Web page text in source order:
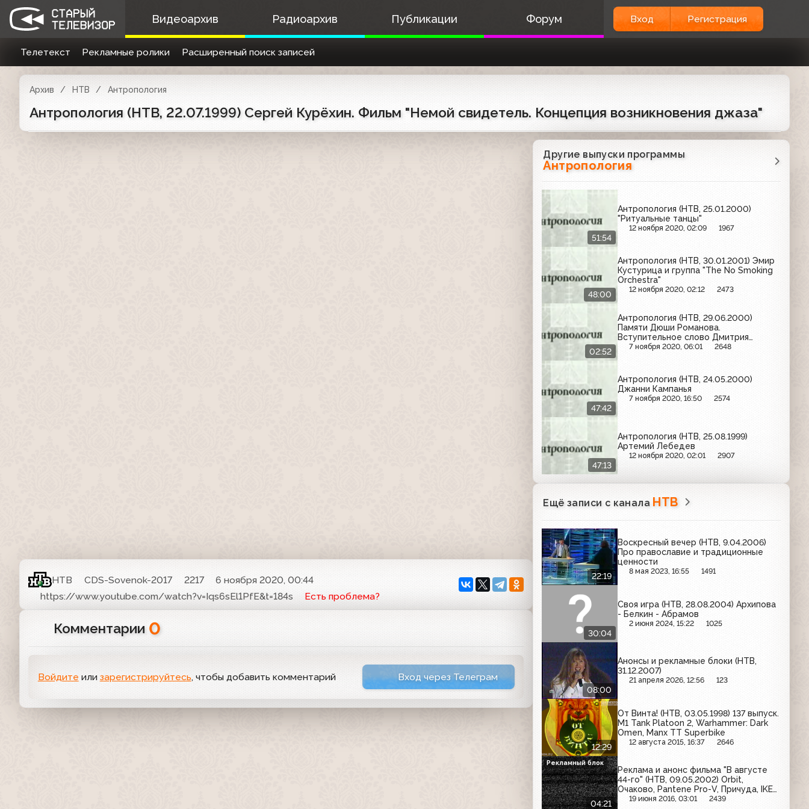
Видеоархив Радиоархив Публикации Форум Вход Регистрация
Телетекст Рекламные ролики Расширенный поиск записей
Архив НТВ Антропология
Антропология (НТВ, 22.07.1999) Сергей Курёхин. Фильм "Немой свидетель. Концепция возникновения джаза"
НТВ CDS-Sovenok-2017 2217
6 ноября 2020, 00:44
https://www.youtube.com/watch?v=Iqs6sEl1PfE&t=184s
Есть проблема?
Комментарии 0
Войдите или зарегистрируйтесь, чтобы добавить комментарий Вход через Телеграм
Другие выпуски программы
Антропология
51:54
Антропология (НТВ, 25.01.2000)
"Ритуальные танцы"
12 ноября 2020, 02:09 1967
48:00
Антропология (НТВ, 30.01.2001) Эмир
Кустурица и группа "The No Smoking
Orchestra"
12 ноября 2020, 02:12 2473
02:52
Антропология (НТВ, 29.06.2000)
Памяти Дюши Романова.
Вступительное слово Дмитрия
Диброва
7 ноября 2020, 06:01 2648
47:42
Антропология (НТВ, 24.05.2000)
Джанни Кампанья
7 ноября 2020, 16:50 2574
47:13
Антропология (НТВ, 25.08.1999)
Артемий Лебедев
12 ноября 2020, 02:01 2907
Ещё записи с канала НТВ
22:19
Воскресный вечер (НТВ, 9.04.2006)
Про православие и традиционные
ценности
8 мая 2023, 16:55 1491
30:04
Своя игра (НТВ, 28.08.2004) Архипова
- Белкин - Абрамов
2 июня 2024, 15:22 1025
08:00
Анонсы и рекламные блоки (НТВ,
31.12.2007)
21 апреля 2026, 12:56 123
12:29
От Винта! (НТВ, 03.05.1998) 137 выпуск.
M1 Tank Platoon 2, Warhammer: Dark
Omen, Manx TT Superbike
12 августа 2015, 16:37 2646
04:21
Реклама и анонс фильма "В августе
44-го" (НТВ, 09.05.2002) Orbit,
Очаково, Pantene Pro-V, Причуда, IKEA,
Сокол
19 июня 2016, 03:01 2439
Рекламный блок